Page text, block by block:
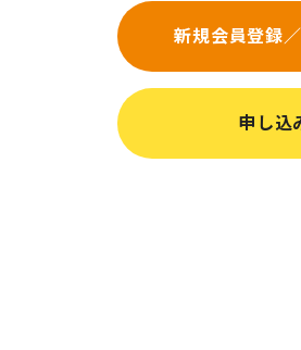
新規会員登録
申し込